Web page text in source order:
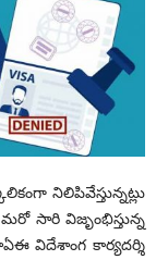
నిలిపివేస్తున్నట్లు
సారి విజృంభిస్తున్న
విదేశాంగ కార్యదర్శి